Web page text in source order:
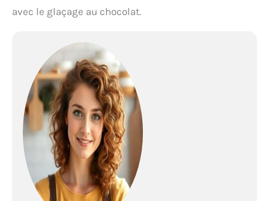
avec le glaçage au chocolat.